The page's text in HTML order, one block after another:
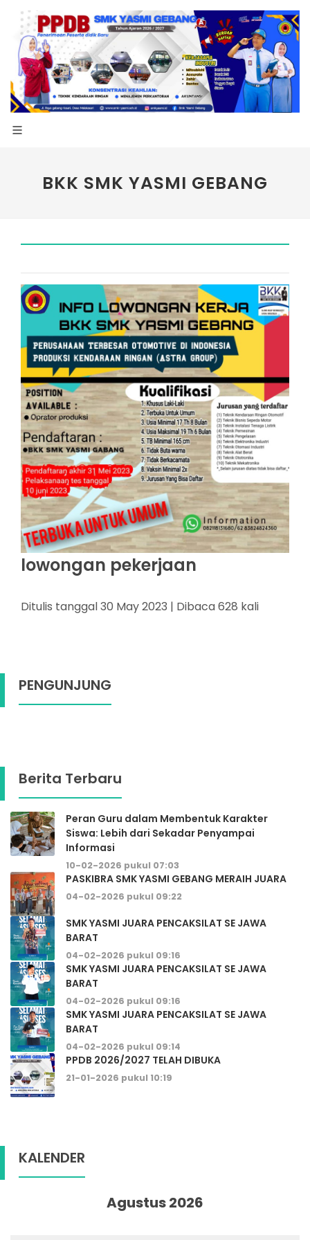
BKK SMK YASMI GEBANG
lowongan pekerjaan
Ditulis tanggal 30 May 2023 | Dibaca 628 kali
PENGUNJUNG
Berita Terbaru
Peran Guru dalam Membentuk Karakter
Siswa: Lebih dari Sekadar Penyampai
Informasi
10-02-2026 pukul 07:03
PASKIBRA SMK YASMI GEBANG MERAIH JUARA
04-02-2026 pukul 09:22
SMK YASMI JUARA PENCAKSILAT SE JAWA
BARAT
04-02-2026 pukul 09:16
SMK YASMI JUARA PENCAKSILAT SE JAWA
BARAT
04-02-2026 pukul 09:16
SMK YASMI JUARA PENCAKSILAT SE JAWA
BARAT
04-02-2026 pukul 09:14
PPDB 2026/2027 TELAH DIBUKA
21-01-2026 pukul 10:19
KALENDER
Agustus 2026